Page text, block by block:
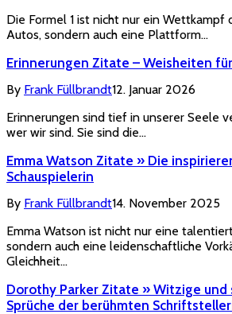
Die Formel 1 ist nicht nur ein Wettkampf
Autos, sondern auch eine Plattform…
Erinnerungen Zitate – Weisheiten
By Frank Füllbrandt12. Januar 2026
Erinnerungen sind tief in unserer Seele
wer wir sind. Sie sind die…
Emma Watson Zitate » Die
Schauspielerin
By Frank Füllbrandt14. November 2025
Emma Watson ist nicht nur eine
sondern auch eine leidenschaftliche
Gleichheit…
Dorothy Parker Zitate » Witzige und
Sprüche der berühmten